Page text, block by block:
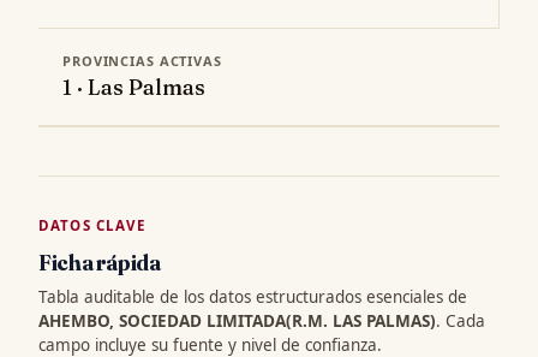
PROVINCIAS ACTIVAS
1 · Las Palmas
DATOS CLAVE
Ficha rápida
Tabla auditable de los datos estructurados esenciales de
AHEMBO, SOCIEDAD LIMITADA(R.M. LAS PALMAS). Cada
campo incluye su fuente y nivel de confianza.